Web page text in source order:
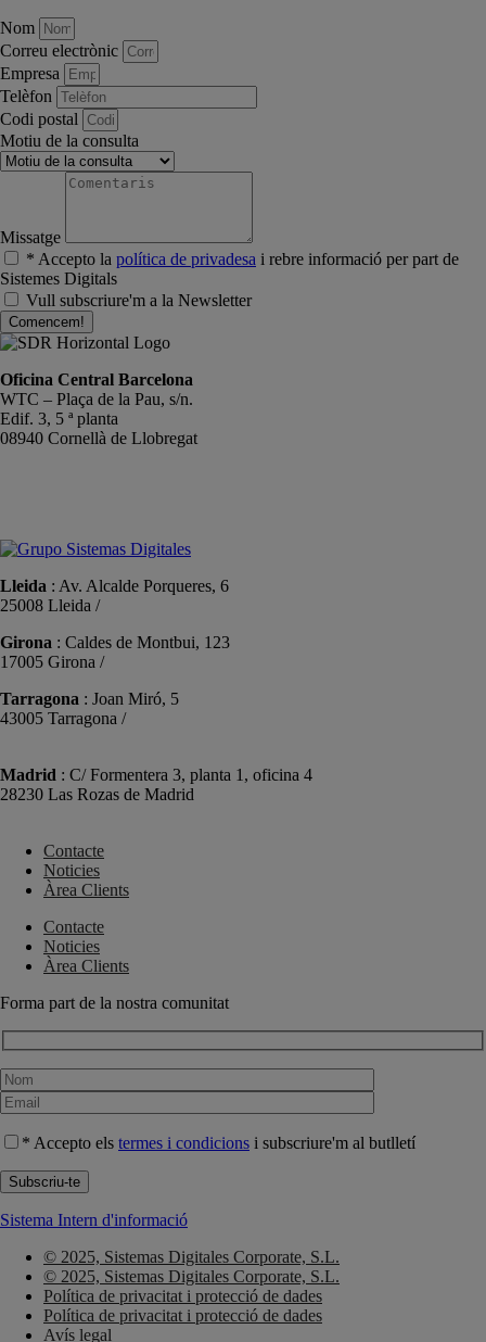
Nom
Correu electrònic
Empresa
Telèfon
Codi postal
Motiu de la consulta
Missatge
* Accepto la política de privadesa i rebre informació per part de
Sistemes Digitals
Vull subscriure'm a la Newsletter
Comencem!
Oficina Central Barcelona
WTC – Plaça de la Pau, s/n.
Edif. 3, 5 ª planta
08940 Cornellà de Llobregat
Lleida : Av. Alcalde Porqueres, 6
25008 Lleida /
Girona : Caldes de Montbui, 123
17005 Girona /
Tarragona : Joan Miró, 5
43005 Tarragona /
Madrid : C/ Formentera 3, planta 1, oficina 4
28230 Las Rozas de Madrid
Contacte
Noticies
Àrea Clients
Contacte
Noticies
Àrea Clients
Forma part de la nostra comunitat
* Accepto els termes i condicions i subscriure'm al butlletí
Sistema Intern d'informació
© 2025, Sistemas Digitales Corporate, S.L.
© 2025, Sistemas Digitales Corporate, S.L.
Política de privacitat i protecció de dades
Política de privacitat i protecció de dades
Avís legal